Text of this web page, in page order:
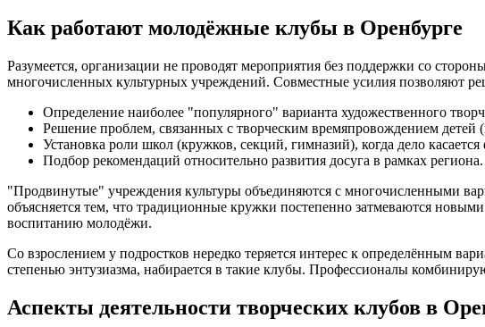
Как работают молодёжные клубы в Оренбурге
Разумеется, организации не проводят мероприятия без поддержки со
многочисленных культурных учреждений. Совместные усилия позволяют
Определение наиболее "популярного" варианта художественного
Решение проблем, связанных с творческим времяпровождением детей
Установка роли школ (кружков, секций, гимназий), когда дело
Подбор рекомендаций относительно развития досуга в рамках региона.
"Продвинутые" учреждения культуры объединяются с многочисленными
объясняется тем, что традиционные кружки постепенно затмеваются
воспитанию молодёжи.
Со взрослением у подростков нередко теряется интерес к определённым
степенью энтузиазма, набирается в такие клубы. Профессионалы
Аспекты деятельности творческих клубов в